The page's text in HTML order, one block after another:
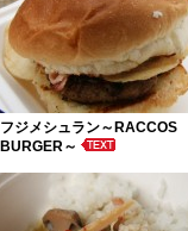
フジメシュラン～RACCOS
BURGER～